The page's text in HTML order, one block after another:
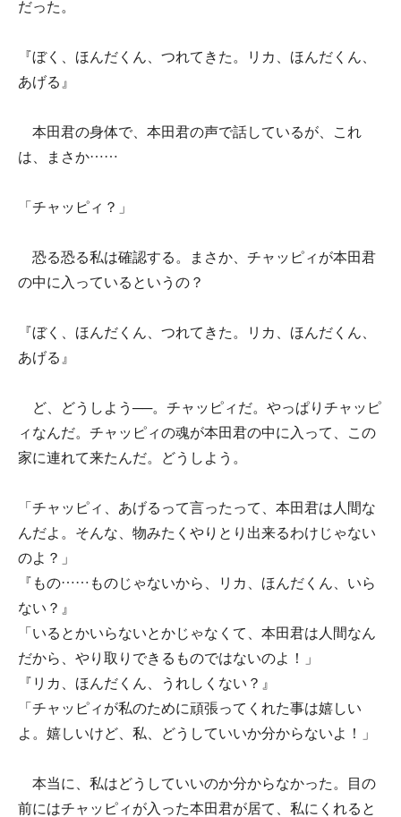
だった。
『ぼく、ほんだくん、つれてきた。リカ、ほんだくん、
あげる』
本田君の身体で、本田君の声で話しているが、これ
は、まさか……
「チャッピィ？」
恐る恐る私は確認する。まさか、チャッピィが本田君
の中に入っているというの？
『ぼく、ほんだくん、つれてきた。リカ、ほんだくん、
あげる』
ど、どうしよう──。チャッピィだ。やっぱりチャッピ
ィなんだ。チャッピィの魂が本田君の中に入って、この
家に連れて来たんだ。どうしよう。
「チャッピィ、あげるって言ったって、本田君は人間な
んだよ。そんな、物みたくやりとり出来るわけじゃない
のよ？」
『もの……ものじゃないから、リカ、ほんだくん、いら
ない？』
「いるとかいらないとかじゃなくて、本田君は人間なん
だから、やり取りできるものではないのよ！」
『リカ、ほんだくん、うれしくない？』
「チャッピィが私のために頑張ってくれた事は嬉しい
よ。嬉しいけど、私、どうしていいか分からないよ！」
本当に、私はどうしていいのか分からなかった。目の
前にはチャッピィが入った本田君が居て、私にくれると